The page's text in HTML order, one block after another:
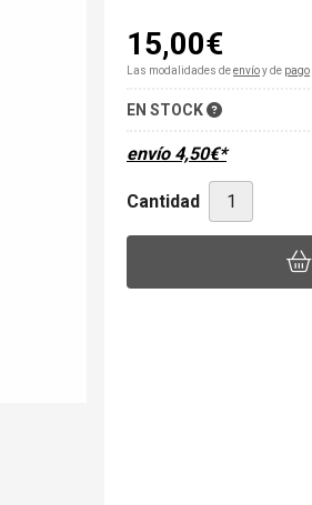
15,00€
Las modalidades deenvíoy de pago
EN STOCK
envío 4,50€*
Cantidad